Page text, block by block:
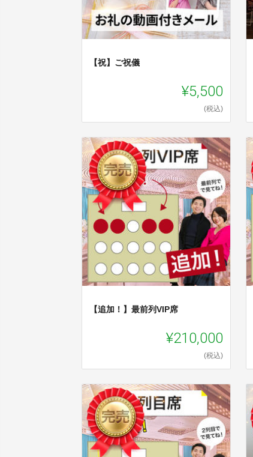
【祝】ご祝儀
¥5,500
(税込)
【追加！】最前列VIP席
¥210,000
(税込)